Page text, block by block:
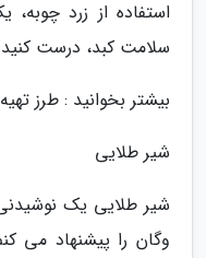
استفاده از زرد
سلامت کبد، درست
بیشتر بخوانید : طرز
شیر طلایی
شیر طلایی یک
وگان را پیشنهاد می